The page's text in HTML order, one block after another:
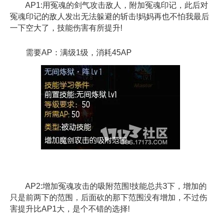
AP1:用冤魂的剑气攻击敌人，附加冤魂印记，此后对
冤魂印记的敌人发出无法躲避的斩击!妈妈再也不怕我最后
一下空大了，技能伤害有所提升!
需要AP：满级1级，消耗45AP
AP2:增加冤魂攻击的吸附范围!技能总共3下，增加的
只是前两下的范围，后面砍的那下范围没有增加，不过伤
害提升比AP1大，是个不错的选择!